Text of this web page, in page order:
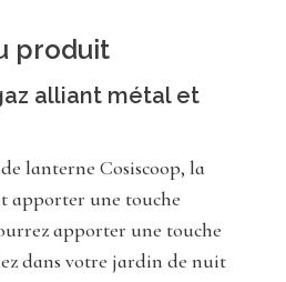
produit
alliant métal et
lanterne Cosiscoop, la
apporter une touche
apporter une touche
dans votre jardin de nuit